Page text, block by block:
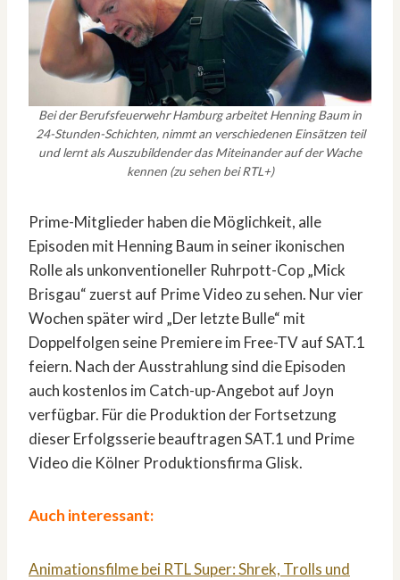
Bei der Berufsfeuerwehr Hamburg arbeitet Henning Baum in
24-Stunden-Schichten, nimmt an verschiedenen Einsätzen teil
und lernt als Auszubildender das Miteinander auf der Wache
kennen (zu sehen bei RTL+)
Prime-Mitglieder haben die Möglichkeit, alle
Episoden mit Henning Baum in seiner ikonischen
Rolle als unkonventioneller Ruhrpott-Cop „Mick
Brisgau“ zuerst auf Prime Video zu sehen. Nur vier
Wochen später wird „Der letzte Bulle“ mit
Doppelfolgen seine Premiere im Free-TV auf SAT.1
feiern. Nach der Ausstrahlung sind die Episoden
auch kostenlos im Catch-up-Angebot auf Joyn
verfügbar. Für die Produktion der Fortsetzung
dieser Erfolgsserie beauftragen SAT.1 und Prime
Video die Kölner Produktionsfirma Glisk.
Auch interessant:
Animationsfilme bei RTL Super: Shrek, Trolls und